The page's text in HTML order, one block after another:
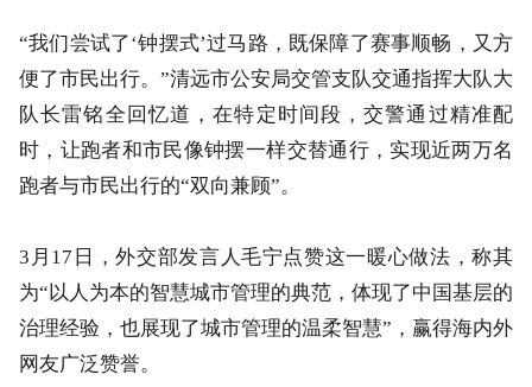
“我们尝试了‘钟摆式’过马路，既保障了赛事顺畅，又方
便了市民出行。”清远市公安局交管支队交通指挥大队大
队长雷铭全回忆道，在特定时间段，交警通过精准配
时，让跑者和市民像钟摆一样交替通行，实现近两万名
跑者与市民出行的“双向兼顾”。
3月17日，外交部发言人毛宁点赞这一暖心做法，称其
为“以人为本的智慧城市管理的典范，体现了中国基层的
治理经验，也展现了城市管理的温柔智慧”，赢得海内外
网友广泛赞誉。